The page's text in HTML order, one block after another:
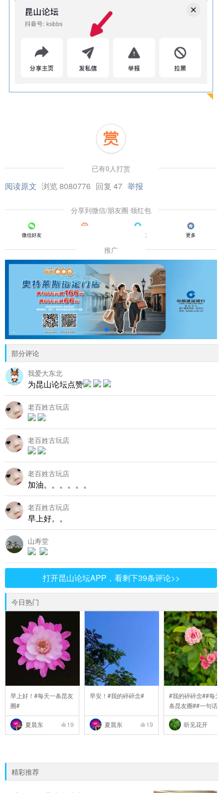
已有0人打赏
阅读原文 浏览 8080776 回复 47 举报
分享到微信/朋友圈 领红包
微信好友 QQ好友 更多
推广
部分评论
我爱大东北
为昆山论坛点赞
老百姓古玩店
老百姓古玩店
老百姓古玩店
加油。。。。。。
老百姓古玩店
早上好。。
山寿堂
打开昆山论坛APP，看剩下39条评论>>
今日热门
早上好！#每天一条昆友
圈#
夏晨东 19
早安！#我的碎碎念#
夏晨东 19
#我的碎碎念##每
条昆友圈##一句话
..
听见花开
精彩推荐